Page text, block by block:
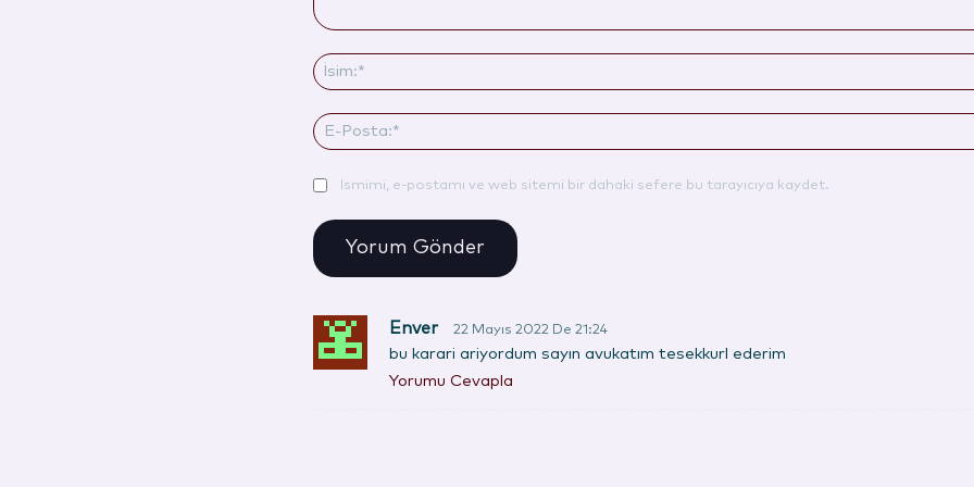
Enver 22 Mayıs 2022 De 21:24
bu karari ariyordum sayın avukatım tesekkurl ederim
Yorumu Cevapla
Ismimi, e-postamı ve web sitemi bir dahaki sefere bu tarayıcıya kaydet.